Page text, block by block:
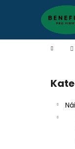
Domů
í
Zpět
do
Zpět
do